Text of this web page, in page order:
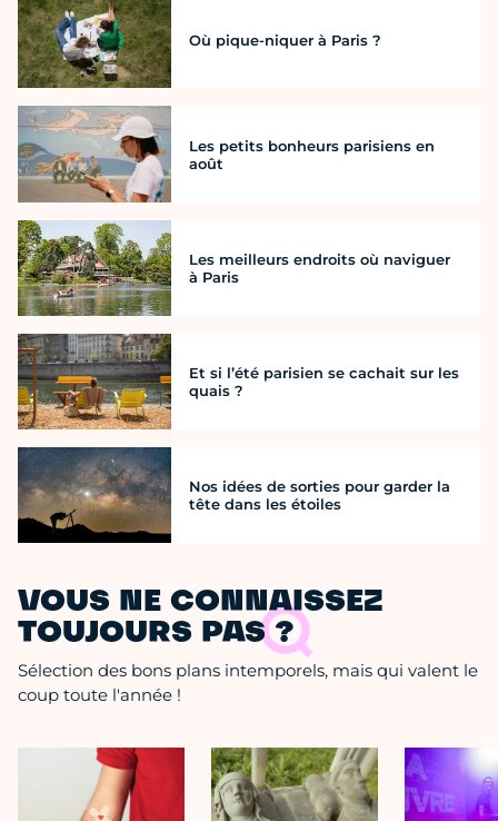
Où pique-niquer à Paris ?
Les petits bonheurs parisiens en
août
Les meilleurs endroits où naviguer
à Paris
Et si l’été parisien se cachait sur les
quais ?
Nos idées de sorties pour garder la
tête dans les étoiles
VOUS NE CONNAISSEZ
TOUJOURS PAS ?
Sélection des bons plans intemporels, mais qui valent le
coup toute l'année !